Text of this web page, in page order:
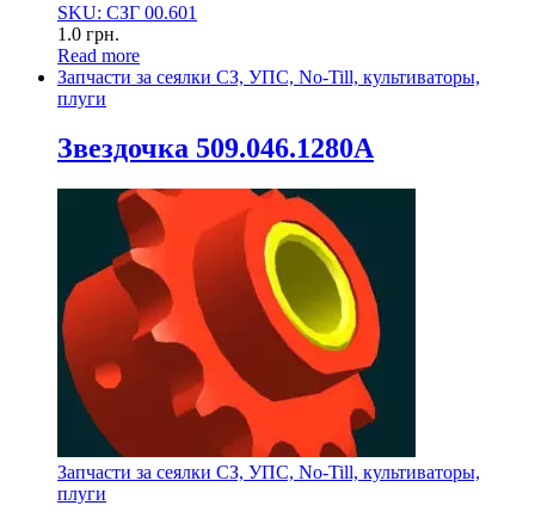
SKU: СЗГ 00.601
1.0 грн.
Read more
Запчасти за сеялки СЗ, УПС, No-Till, культиваторы,
плуги
Звездочка 509.046.1280А
Запчасти за сеялки СЗ, УПС, No-Till, культиваторы,
плуги